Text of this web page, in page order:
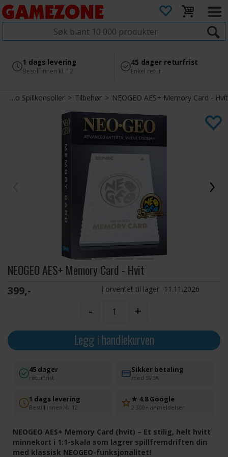
2 300+ anmeldelser på
Google
Sikker betaling
med Svea
1 dags levering
Bestill innen kl. 12
45 dager returfrist
Enkel retur
Retro Spillkonsoller>Tilbehør> NEOGEO AES+ Memory Card - Hvit
NEOGEO AES+ Memory Card - Hvit
399,- Forventet til lager 11.11.2026
- +
Legg i handlekurven
45 dager
returfrist
Sikker betaling
med SVEA
1 dags levering
Bestill innen kl. 12
★ 4.8 Google
2 300+ anmeldelser
NEOGEO AES+ Memory Card (hvit) – Et stilig, helt hvitt
minnekort i 1:1-skala som lagrer spillfremdriften din
med klassisk NEOGEO-funksjonalitet!